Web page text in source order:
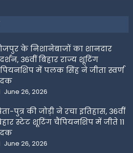
के निशानेबाजों का शानदार
36वीं बिहार राज्य शूटिंग
में पलक सिंह ने जीता स्वर्ण
Posted
on
June 26, 2026
पुत्र की जोड़ी ने रचा इतिहास, 36वीं
स्टेट शूटिंग चैंपियनशिप में जीते 11
Posted
on
June 26, 2026